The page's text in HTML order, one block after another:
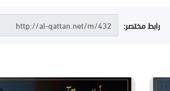
رابط مختصر: